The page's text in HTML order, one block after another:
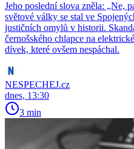
Jeho poslední slova zněla: „Ne,
světové války se stal ve
justičních omylů v historii.
černošského chlapce na
dívek, které ovšem nespáchal.
NESPECHEJ.cz
dnes, 13:30
3 min